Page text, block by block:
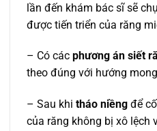
lần đến khám bác sĩ sẽ
được tiến triển của răng
– Có các phương án siết
theo đúng với hướng
– Sau khi tháo niềng để
của răng không bị xô lệch